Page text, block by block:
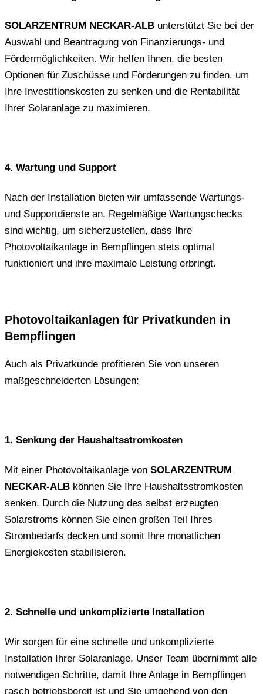
SOLARZENTRUM NECKAR-ALB unterstützt Sie bei der
Auswahl und Beantragung von Finanzierungs- und
Fördermöglichkeiten. Wir helfen Ihnen, die besten
Optionen für Zuschüsse und Förderungen zu finden, um
Ihre Investitionskosten zu senken und die Rentabilität
Ihrer Solaranlage zu maximieren.
4. Wartung und Support
Nach der Installation bieten wir umfassende Wartungs-
und Supportdienste an. Regelmäßige Wartungschecks
sind wichtig, um sicherzustellen, dass Ihre
Photovoltaikanlage in Bempflingen stets optimal
funktioniert und ihre maximale Leistung erbringt.
Photovoltaikanlagen für Privatkunden in
Bempflingen
Auch als Privatkunde profitieren Sie von unseren
maßgeschneiderten Lösungen:
1. Senkung der Haushaltsstromkosten
Mit einer Photovoltaikanlage von SOLARZENTRUM
NECKAR-ALB können Sie Ihre Haushaltsstromkosten
senken. Durch die Nutzung des selbst erzeugten
Solarstroms können Sie einen großen Teil Ihres
Strombedarfs decken und somit Ihre monatlichen
Energiekosten stabilisieren.
2. Schnelle und unkomplizierte Installation
Wir sorgen für eine schnelle und unkomplizierte
Installation Ihrer Solaranlage. Unser Team übernimmt alle
notwendigen Schritte, damit Ihre Anlage in Bempflingen
rasch betriebsbereit ist und Sie umgehend von den